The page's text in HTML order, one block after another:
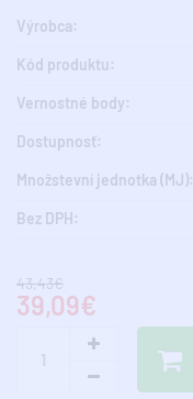
Výrobca:
Kód produktu:
Vernostné body:
Dostupnosť:
Množstevní jednotka (MJ):
Bez DPH:
43,43€
39,09€